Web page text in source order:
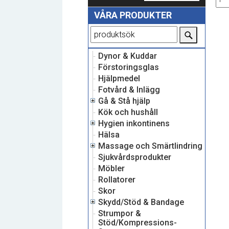
VÅRA PRODUKTER
Dynor & Kuddar
Förstoringsglas
Hjälpmedel
Fotvård & Inlägg
Gå & Stå hjälp
Kök och hushåll
Hygien inkontinens
Hälsa
Massage och Smärtlindring
Sjukvårdsprodukter
Möbler
Rollatorer
Skor
Skydd/Stöd & Bandage
Strumpor &
Stöd/Kompressions-